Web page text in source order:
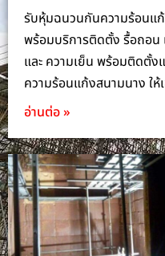
รับหุ้มฉนวนกันความร้อนแก้
พร้อมบริการติดตั้ง รื้อถอน
และ ความเย็น พร้อมติดตั้
ความร้อนแก้งสนามนาง ให้
อ่านต่อ »